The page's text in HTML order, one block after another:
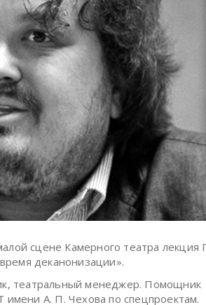
сцене Камерного театра лекция
деканонизации».
театральный менеджер. Помощник
А. П. Чехова по спецпроектам.